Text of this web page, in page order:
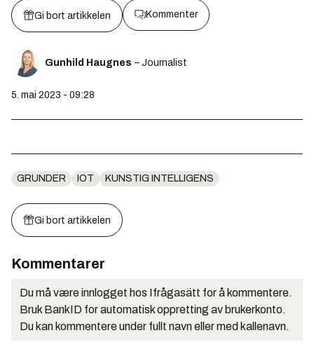
Gi bort artikkelen Kommenter
Gunhild Haugnes – Journalist
5. mai 2023 - 09:28
GRUNDER IOT KUNSTIG INTELLIGENS
Gi bort artikkelen
Kommentarer
Du må være innlogget hos Ifrågasätt for å kommentere.
Bruk BankID for automatisk oppretting av brukerkonto.
Du kan kommentere under fullt navn eller med kallenavn.